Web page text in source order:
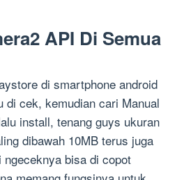
API Di Semua
di smartphone android
di cek, kemudian cari Manual
install, tenang guys ukuran
dibawah 10MB terus juga
bisa di copot